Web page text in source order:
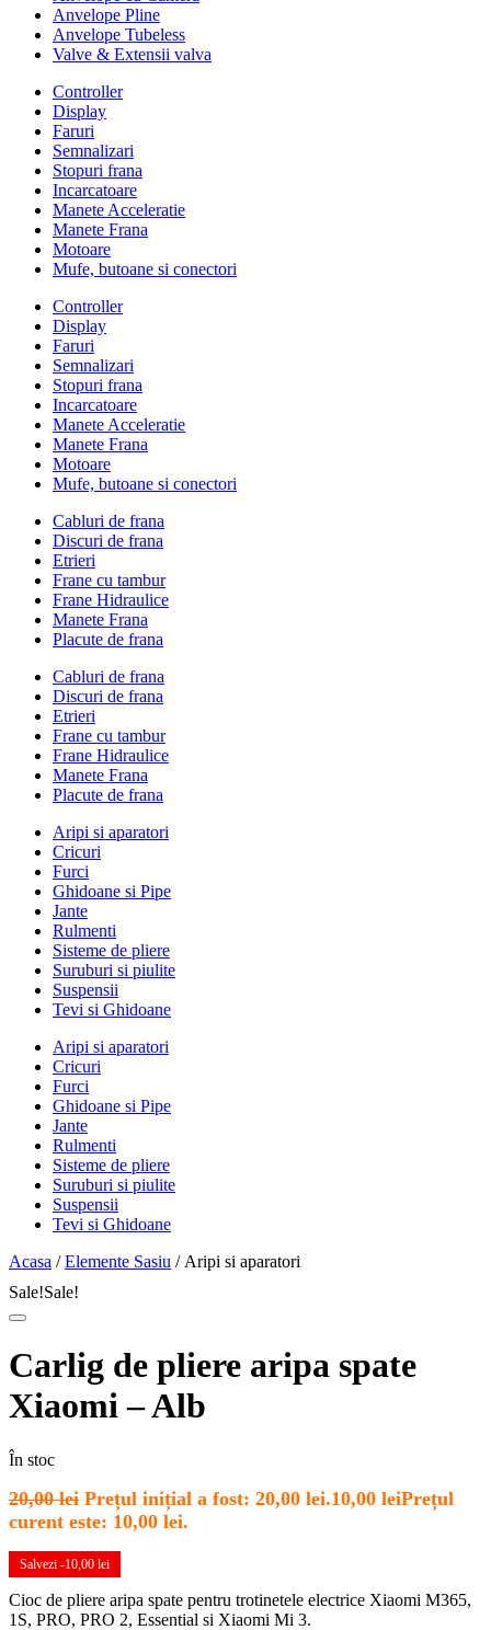
Anvelope Pline
Anvelope Tubeless
Valve & Extensii valva
Controller
Display
Faruri
Semnalizari
Stopuri frana
Incarcatoare
Manete Acceleratie
Manete Frana
Motoare
Mufe, butoane si conectori
Controller
Display
Faruri
Semnalizari
Stopuri frana
Incarcatoare
Manete Acceleratie
Manete Frana
Motoare
Mufe, butoane si conectori
Cabluri de frana
Discuri de frana
Etrieri
Frane cu tambur
Frane Hidraulice
Manete Frana
Placute de frana
Cabluri de frana
Discuri de frana
Etrieri
Frane cu tambur
Frane Hidraulice
Manete Frana
Placute de frana
Aripi si aparatori
Cricuri
Furci
Ghidoane si Pipe
Jante
Rulmenti
Sisteme de pliere
Suruburi si piulite
Suspensii
Tevi si Ghidoane
Aripi si aparatori
Cricuri
Furci
Ghidoane si Pipe
Jante
Rulmenti
Sisteme de pliere
Suruburi si piulite
Suspensii
Tevi si Ghidoane
Acasa /Elemente Sasiu / Aripi si aparatori
Sale!Sale!
Carlig de pliere aripa spate
Xiaomi – Alb
În stoc
20,00lei Prețul inițial a fost: 20,00 lei.10,00 leiPrețul
curent este: 10,00 lei.
Salvezi -10,00 lei
Cioc de pliere aripa spate pentru trotinetele electrice Xiaomi M365,
1S, PRO, PRO 2, Essential si Xiaomi Mi 3.